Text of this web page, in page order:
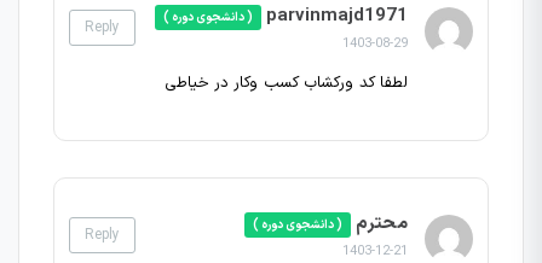
parvinmajd1971 ( دانشجوی دوره )
1403-08-29
Reply
لطفا کد ورکشاب کسب وکار در خیاطی
محترم ( دانشجوی دوره )
1403-12-21
Reply